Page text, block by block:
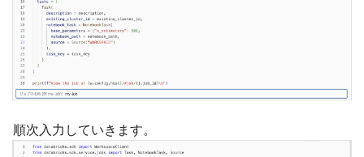
順次入力していきます。